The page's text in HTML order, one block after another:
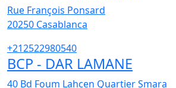
Rue François Ponsard
20250 Casablanca
+212522980540
BCP - DAR LAMANE
40 Bd Foum Lahcen Quartier Smara